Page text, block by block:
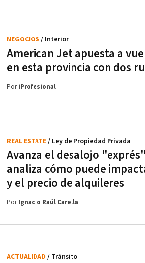
American Jet apuesta a
en esta provincia con dos
NEGOCIOS / Interior
PoriProfesional
Avanza el desalojo
analiza cómo puede
y el precio de alquileres
REAL ESTATE/ Ley de Propiedad Privada
PorIgnacio Raúl Carella
ACTUALIDAD / Tránsito